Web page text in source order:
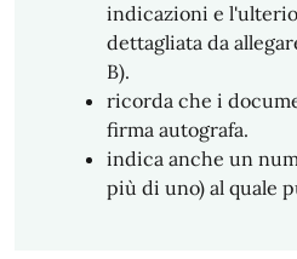
indicazioni e
dettagliata da
B).
ricorda che i
firma autografa.
indica anche un
più di uno) al quale